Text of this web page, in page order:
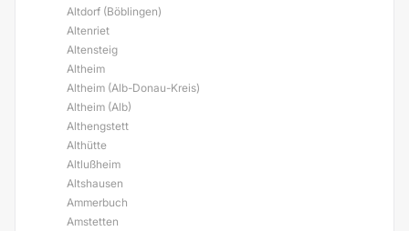
Altdorf (Böblingen)
Altenriet
Altensteig
Altheim
Altheim (Alb-Donau-Kreis)
Altheim (Alb)
Althengstett
Althütte
Altlußheim
Altshausen
Ammerbuch
Amstetten